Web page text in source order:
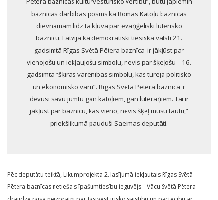
baznīcas darbības posms kā Romas Katoļu baznīcas
dievnamam līdz tā kļuva par evaņģēliski luterisko
baznīcu. Latvijā kā demokrātiski tiesiskā valstī 21.
gadsimtā Rīgas Svētā Pētera baznīcai ir jākļūst par
vienojošu un iekļaujošu simbolu, nevis par šķeļošu – 16.
gadsimta “šķiras varenības simbolu, kas turēja politisko
un ekonomisko varu”. Rīgas Svētā Pētera baznīca ir
devusi savu jumtu gan katoļiem, gan luterāņiem. Tai ir
jākļūst par baznīcu, kas vieno, nevis šķeļ mūsu tautu,”
priekšlikumā pauduši Saeimas deputāti.
Pēc deputātu teiktā, Likumprojekta 2. lasījumā iekļautais Rīgas Svētā
Pētera baznīcas netiešais īpašumtiesību ieguvējs – Vācu Svētā Pētera